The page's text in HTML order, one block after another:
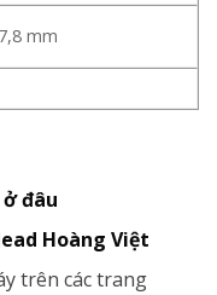
mm
ở đâu
Hoàng Việt
trên các trang